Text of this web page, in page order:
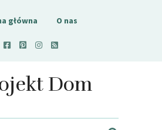
główna O nas